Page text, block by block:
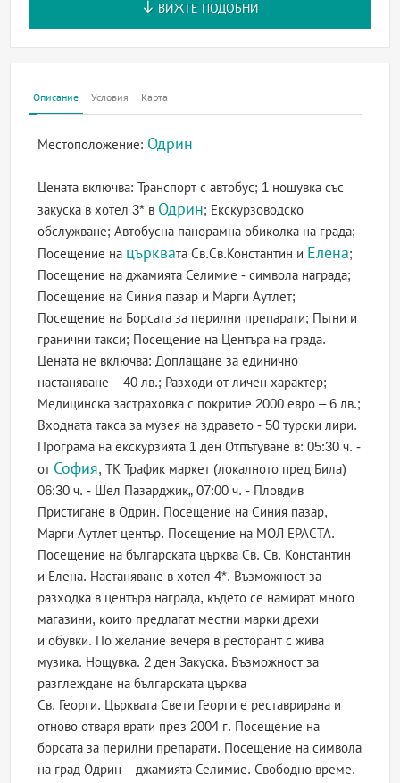
ВИЖТЕ ПОДОБНИ
Описание Условия Карта
Местоположение: Одрин
Цената включва: Транспорт с автобус; 1 нощувка със
закуска в хотел 3* в Одрин; Екскурзоводско
обслужване; Автобусна панорамна обиколка на града;
Посещение на църквата Св.Св.Константин и Елена;
Посещение на джамията Селимие - символа награда;
Посещение на Синия пазар и Марги Аутлет;
Посещение на Борсата за перилни препарати; Пътни и
гранични такси; Посещение на Центъра на града.
Цената не включва: Доплащане за единично
настаняване – 40 лв.; Разходи от личен характер;
Медицинска застраховка с покритие 2000 евро – 6 лв.;
Входната такса за музея на здравето - 50 турски лири.
Програма на екскурзията 1 ден Отпътуване в: 05:30 ч. -
от София, ТК Трафик маркет (локалното пред Била)
06:30 ч. - Шел Пазарджик„ 07:00 ч. - Пловдив
Пристигане в Одрин. Посещение на Синия пазар,
Марги Аутлет център. Посещение на МОЛ ЕРАСТА.
Посещение на българската църква Св. Св. Константин
и Елена. Настаняване в хотел 4*. Възможност за
разходка в центъра награда, където се намират много
магазини, които предлагат местни марки дрехи
и обувки. По желание вечеря в ресторант с жива
музика. Нощувка. 2 ден Закуска. Възможност за
разглеждане на българската църква
Св. Георги. Църквата Свети Георги е реставрирана и
отново отваря врати през 2004 г. Посещение на
борсата за перилни препарати. Посещение на символа
на град Одрин – джамията Селимие. Свободно време.